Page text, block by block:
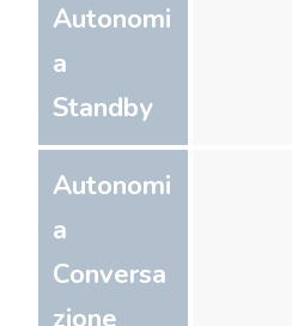
Autonomi
a
Standby
Autonomi
a
Conversa